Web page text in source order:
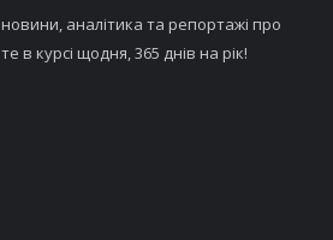
аналітика та репортажі про
в курсі щодня, 365 днів на рік!